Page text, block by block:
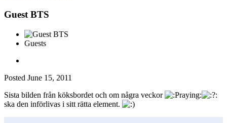
Guest BTS
Guests
Posted June 15, 2011
Sista bilden från köksbordet och om några veckor
ska den införlivas i sitt rätta element.